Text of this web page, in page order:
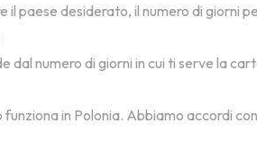
il paese desiderato, il numero di giorni
dal numero di giorni in cui ti serve la
funziona in Polonia. Abbiamo accordi